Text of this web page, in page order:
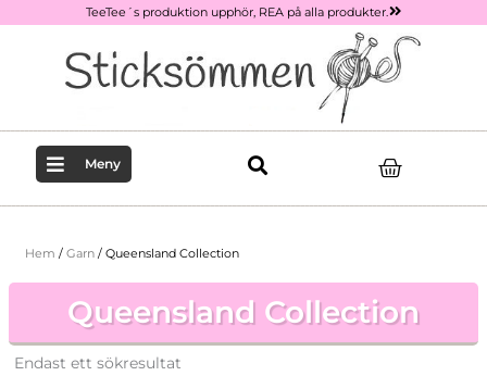
TeeTee´s produktion upphör, REA på alla produkter.
Meny
Hem / Garn / Queensland Collection
Queensland Collection
Endast ett sökresultat